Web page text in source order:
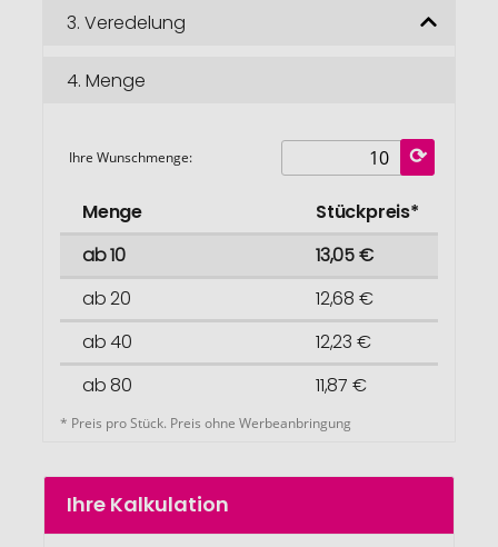
3. Veredelung
4. Menge
Ihre Wunschmenge:
Menge
Stückpreis*
ab 10
13,05 €
ab 20
12,68 €
ab 40
12,23 €
ab 80
11,87 €
* Preis pro Stück. Preis ohne Werbeanbringung
Ihre Kalkulation